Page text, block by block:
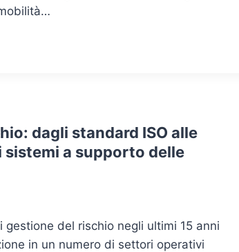
dagli standard ISO alle
a supporto delle
gestione del rischio negli ultimi 15 anni
in un numero di settori operativi